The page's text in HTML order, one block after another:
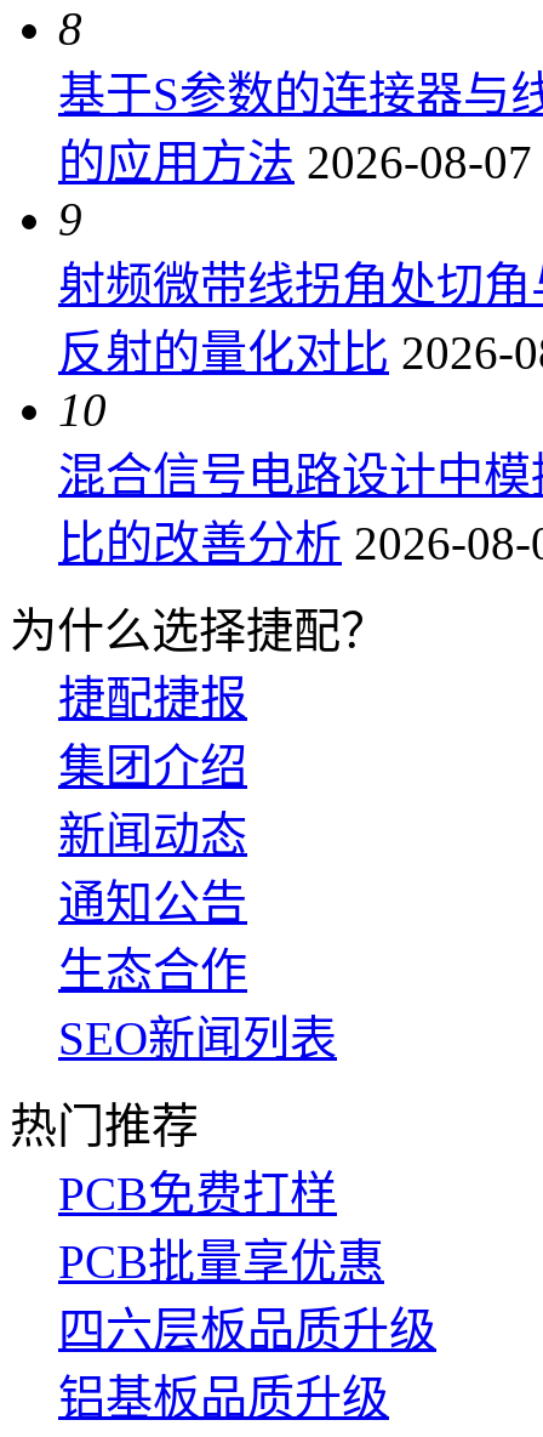
8
基于S参数的连接器与
的应用方法 2026-08-
9
射频微带线拐角处切
反射的量化对比 2026-
10
混合信号电路设计中
比的改善分析 2026-
为什么选择捷配？
捷配捷报
集团介绍
新闻动态
通知公告
生态合作
SEO新闻列表
热门推荐
PCB免费打样
PCB批量享优惠
四六层板品质升级
铝基板品质升级